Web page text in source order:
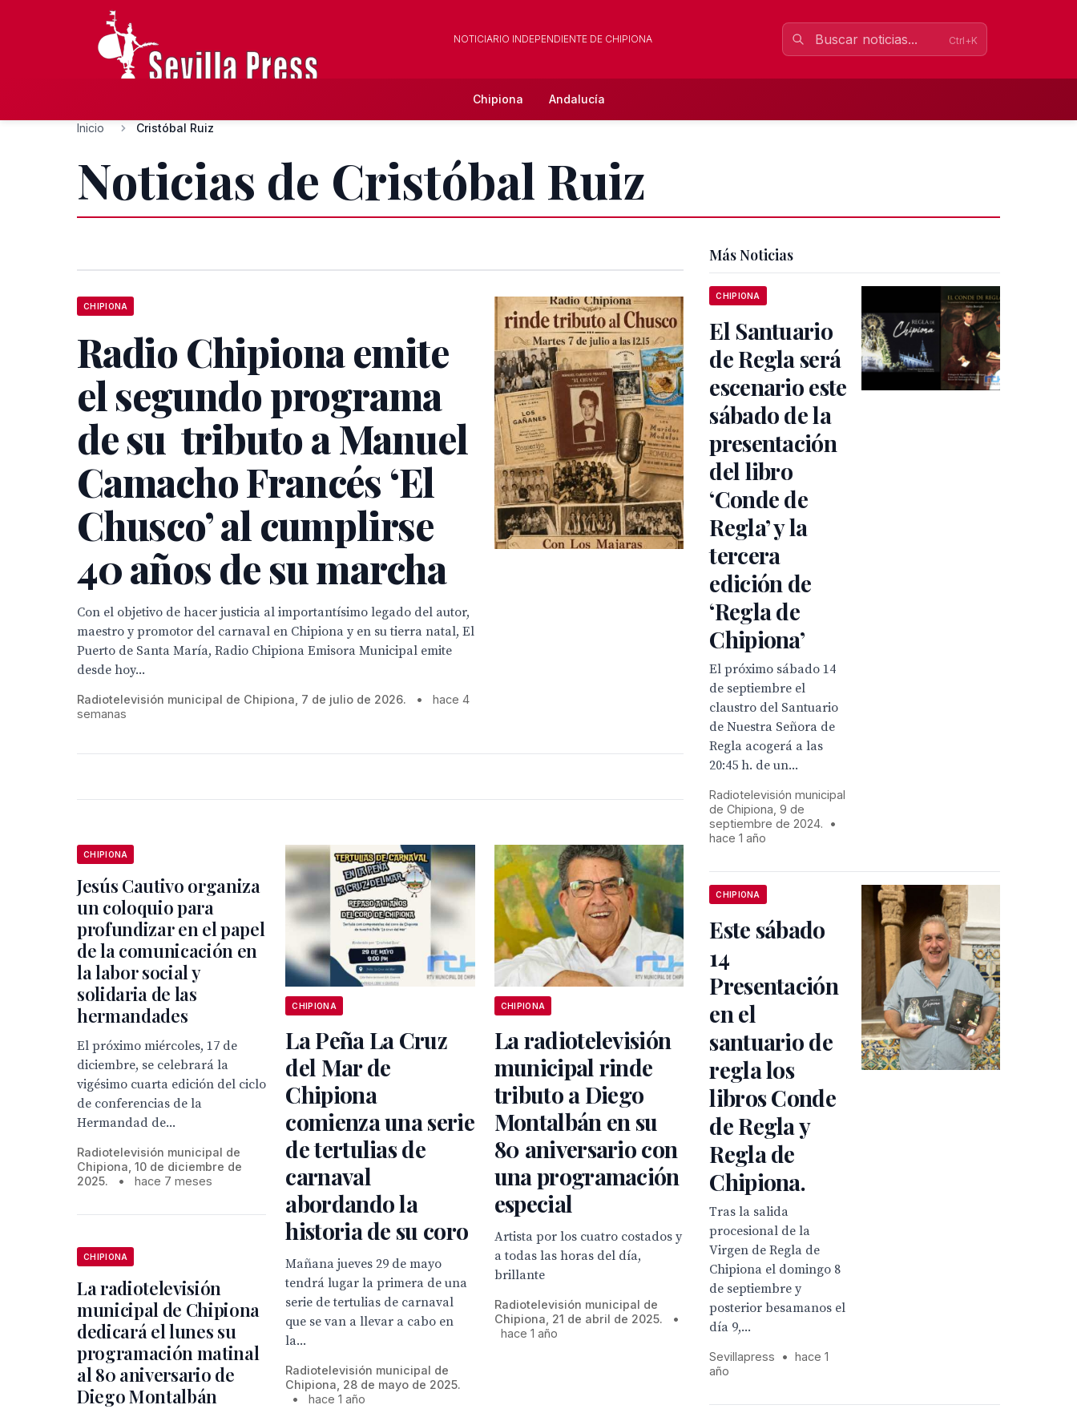
NOTICIARIO INDEPENDIENTE DE CHIPIONA Ctrl+K
Chipiona Andalucía
Inicio Cristóbal Ruiz
Noticias de Cristóbal Ruiz
CHIPIONA
Radio Chipiona emite
el segundo programa
de su tributo a Manuel
Camacho Francés ‘El
Chusco’ al cumplirse
40 años de su marcha
Con el objetivo de hacer justicia al importantísimo legado del autor,
maestro y promotor del carnaval en Chipiona y en su tierra natal, El
Puerto de Santa María, Radio Chipiona Emisora Municipal emite
desde hoy...
Radiotelevisión municipal de Chipiona, 7 de julio de 2026. •
hace 4
semanas
CHIPIONA
Jesús Cautivo organiza
un coloquio para
profundizar en el papel
de la comunicación en
la labor social y
solidaria de las
hermandades
El próximo miércoles, 17 de
diciembre, se celebrará la
vigésimo cuarta edición del ciclo
de conferencias de la
Hermandad de...
Radiotelevisión municipal de
Chipiona, 10 de diciembre de
2025.
• hace 7 meses
CHIPIONA
La Peña La Cruz
del Mar de
Chipiona
comienza una serie
de tertulias de
carnaval
abordando la
historia de su coro
Mañana jueves 29 de mayo
tendrá lugar la primera de una
serie de tertulias de carnaval
que se van a llevar a cabo en
la...
Radiotelevisión municipal de
Chipiona, 28 de mayo de 2025.
•
hace 1 año
CHIPIONA
La radiotelevisión
municipal rinde
tributo a Diego
Montalbán en su
80 aniversario con
una programación
especial
Artista por los cuatro costados y
a todas las horas del día,
brillante
Radiotelevisión municipal de
Chipiona, 21 de abril de 2025.
•
hace 1 año
CHIPIONA
La radiotelevisión
municipal de Chipiona
dedicará el lunes su
programación matinal
al 80 aniversario de
Diego Montalbán
Más Noticias
CHIPIONA
El Santuario
de Regla será
escenario este
sábado de la
presentación
del libro
‘Conde de
Regla’ y la
tercera
edición de
‘Regla de
Chipiona’
El próximo sábado 14
de septiembre el
claustro del Santuario
de Nuestra Señora de
Regla acogerá a las
20:45 h. de un...
Radiotelevisión municipal
de Chipiona, 9 de
septiembre de 2024.
•
hace 1 año
CHIPIONA
Este sábado
14
Presentación
en el
santuario de
regla los
libros Conde
de Regla y
Regla de
Chipiona.
Tras la salida
procesional de la
Virgen de Regla de
Chipiona el domingo 8
de septiembre y
posterior besamanos el
día 9,...
Sevillapress •
hace 1
año